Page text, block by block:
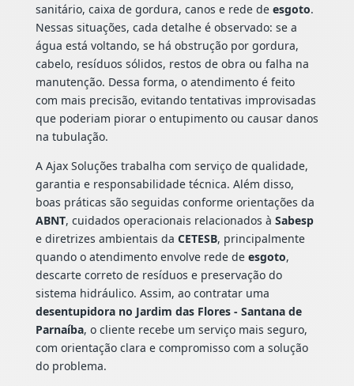
sanitário, caixa de gordura, canos e rede de esgoto.
Nessas situações, cada detalhe é observado: se a
água está voltando, se há obstrução por gordura,
cabelo, resíduos sólidos, restos de obra ou falha na
manutenção. Dessa forma, o atendimento é feito
com mais precisão, evitando tentativas improvisadas
que poderiam piorar o entupimento ou causar danos
na tubulação.
A Ajax Soluções trabalha com serviço de qualidade,
garantia e responsabilidade técnica. Além disso,
boas práticas são seguidas conforme orientações da
ABNT, cuidados operacionais relacionados à Sabesp
e diretrizes ambientais da CETESB, principalmente
quando o atendimento envolve rede de esgoto,
descarte correto de resíduos e preservação do
sistema hidráulico. Assim, ao contratar uma
desentupidora no Jardim das Flores - Santana de
Parnaíba, o cliente recebe um serviço mais seguro,
com orientação clara e compromisso com a solução
do problema.